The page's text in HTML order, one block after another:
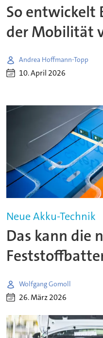
So entwickelt
der Mobilität
Andrea Hoffmann-Topp
10. April 2026
Neue Akku-Technik
Das kann die
Wolfgang Gomoll
26. März 2026